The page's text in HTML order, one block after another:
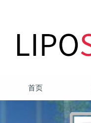
首页